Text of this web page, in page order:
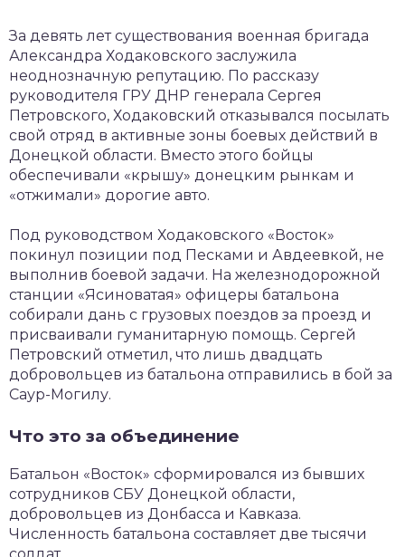
За девять лет существования военная бригада
Александра Ходаковского заслужила
неоднозначную репутацию. По рассказу
руководителя ГРУ ДНР генерала Сергея
Петровского, Ходаковский отказывался посылать
свой отряд в активные зоны боевых действий в
Донецкой области. Вместо этого бойцы
обеспечивали «крышу» донецким рынкам и
«отжимали» дорогие авто.
Под руководством Ходаковского «Восток»
покинул позиции под Песками и Авдеевкой, не
выполнив боевой задачи. На железнодорожной
станции «Ясиноватая» офицеры батальона
собирали дань с грузовых поездов за проезд и
присваивали гуманитарную помощь. Сергей
Петровский отметил, что лишь двадцать
добровольцев из батальона отправились в бой за
Саур-Могилу.
Что это за объединение
Батальон «Восток» сформировался из бывших
сотрудников СБУ Донецкой области,
добровольцев из Донбасса и Кавказа.
Численность батальона составляет две тысячи